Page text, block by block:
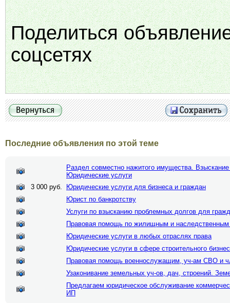
Поделиться
соцсетях
Последние объявления по этой теме
Раздел совместно нажитого имущества.
Юридические услуги
3 000 руб.
Юридические услуги для бизнеса и граждан
Юрист по банкротству
Услуги по взысканию проблемных долгов для
Правовая помощь по жилищным и наследственным
Юридические услуги в любых отраслях права
Юридические услуги в сфере строительного
Правовая помощь военнослужащим, уч-ам СВО и
Узаконивание земельных уч-ов, дач, строений.
Предлагаем юридическое обслуживание
ИП